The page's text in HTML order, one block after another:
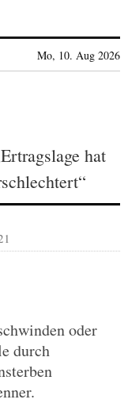
Mo, 10. Aug 2026
hat
oder
durch